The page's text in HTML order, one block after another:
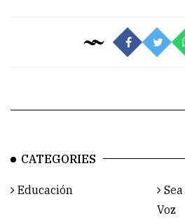
CATEGORIES
Educación
Voz